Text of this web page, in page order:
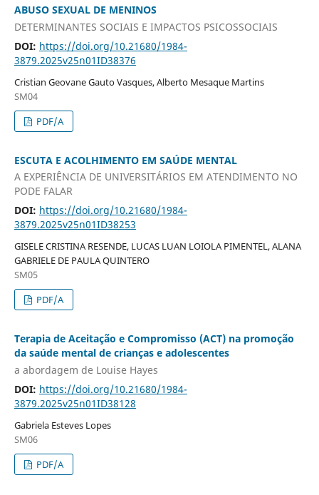
ABUSO SEXUAL DE MENINOS
DETERMINANTES SOCIAIS E IMPACTOS PSICOSSOCIAIS
DOI: https://doi.org/10.21680/1984-
3879.2025v25n01ID38376
Cristian Geovane Gauto Vasques, Alberto Mesaque Martins
SM04
PDF/A
ESCUTA E ACOLHIMENTO EM SAÚDE MENTAL
A EXPERIÊNCIA DE UNIVERSITÁRIOS EM ATENDIMENTO NO
PODE FALAR
DOI: https://doi.org/10.21680/1984-
3879.2025v25n01ID38253
GISELE CRISTINA RESENDE, LUCAS LUAN LOIOLA PIMENTEL, ALANA
GABRIELE DE PAULA QUINTERO
SM05
PDF/A
Terapia de Aceitação e Compromisso (ACT) na promoção
da saúde mental de crianças e adolescentes
a abordagem de Louise Hayes
DOI: https://doi.org/10.21680/1984-
3879.2025v25n01ID38128
Gabriela Esteves Lopes
SM06
PDF/A